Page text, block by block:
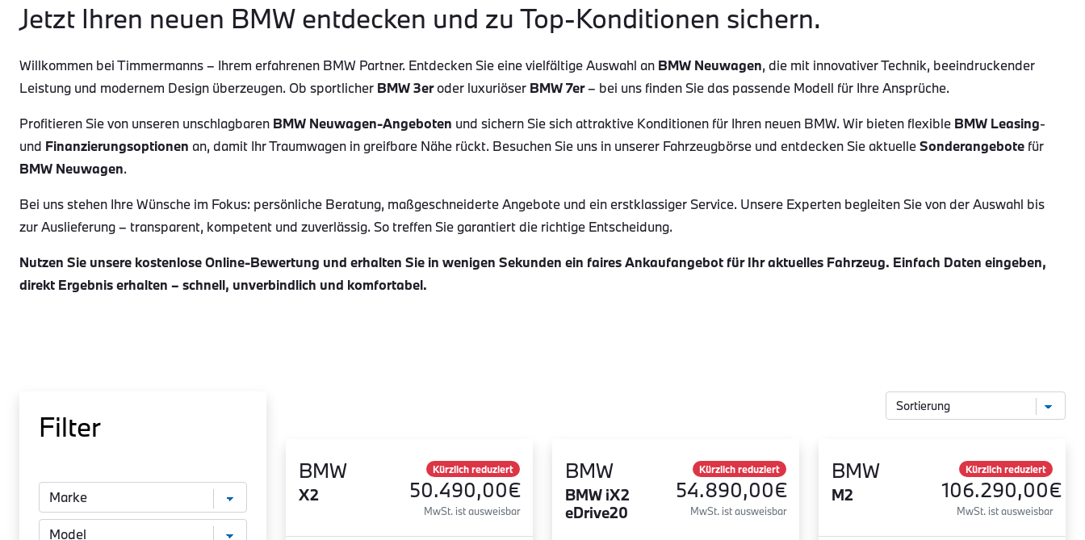
Jetzt Ihren neuen BMW entdecken und zu Top-Konditionen sichern.
Willkommen bei Timmermanns – Ihrem erfahrenen BMW Partner. Entdecken Sie eine vielfältige Auswahl an BMW Neuwagen, die mit innovativer Technik, beeindruckender
Leistung und modernem Design überzeugen. Ob sportlicher BMW 3eroder luxuriöser BMW 7er– bei uns finden Sie das passende Modell für Ihre Ansprüche.
Profitieren Sie von unseren unschlagbaren BMW Neuwagen-Angeboten und sichern Sie sich attraktive Konditionen für Ihren neuen BMW. Wir bieten flexible BMW Leasing-
und Finanzierungsoptionen an, damit Ihr Traumwagen in greifbare Nähe rückt. Besuchen Sie uns in unserer Fahrzeugbörse und entdecken Sie aktuelleSonderangebote für
BMW Neuwagen.
Bei uns stehen Ihre Wünsche im Fokus: persönliche Beratung, maßgeschneiderte Angebote und ein erstklassiger Service. Unsere Experten begleiten Sie von der Auswahl bis
zur Auslieferung – transparent, kompetent und zuverlässig. So treffen Sie garantiert die richtige Entscheidung.
Nutzen Sie unsere kostenlose Online-Bewertung und erhalten Sie in wenigen Sekunden ein faires Ankaufangebot für Ihr aktuelles Fahrzeug. Einfach Daten eingeben,
direkt Ergebnis erhalten – schnell, unverbindlich und komfortabel.
Filter
BMW
X2
Kürzlich reduziert
50.490,00€
MwSt. ist ausweisbar
BMW
BMW iX2
eDrive20
Kürzlich reduziert
54.890,00€
MwSt. ist ausweisbar
BMW
M2
Kürzlich reduziert
106.290,00€
MwSt. ist ausweisbar